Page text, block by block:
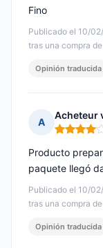
Publicado el 10/
tras una compra
Fino
Opinión traducida
A
Acheteur
Nota: 4 de
Publicado el 10/
tras una compra
Producto
paquete llegó
Opinión traducida